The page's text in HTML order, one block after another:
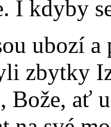
I kdyby
ubozí a
zbytky
Bože, ať